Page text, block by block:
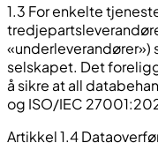
1.3 For enkelte
«underleverandører»)
selskapet. Det
å sikre at all
og ISO/IEC
Artikkel 1.4